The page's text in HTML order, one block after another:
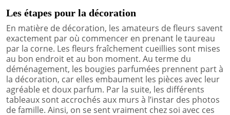
Les étapes pour la décoration
En matière de décoration, les amateurs de fleurs savent
exactement par où commencer en prenant le taureau
par la corne. Les fleurs fraîchement cueillies sont mises
au bon endroit et au bon moment. Au terme du
déménagement, les bougies parfumées prennent part à
la décoration, car elles embaument les pièces avec leur
agréable et doux parfum. Par la suite, les différents
tableaux sont accrochés aux murs à l’instar des photos
de famille. Ainsi, on se sent vraiment chez soi avec ces